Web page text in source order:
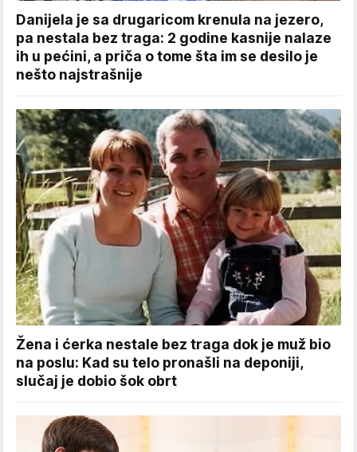
Danijela je sa drugaricom krenula na jezero,
pa nestala bez traga: 2 godine kasnije nalaze
ih u pećini, a priča o tome šta im se desilo je
nešto najstrašnije
Žena i ćerka nestale bez traga dok je muž bio
na poslu: Kad su telo pronašli na deponiji,
slučaj je dobio šok obrt